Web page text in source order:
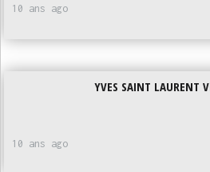
10 ans ago
YVES SAINT LAURENT
10 ans ago